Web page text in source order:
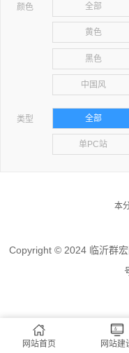
颜色 全部
黄色
黑色
中国风
类型 全部
单PC站
本
Copyright © 2024 临沂群
网站首页 网站建